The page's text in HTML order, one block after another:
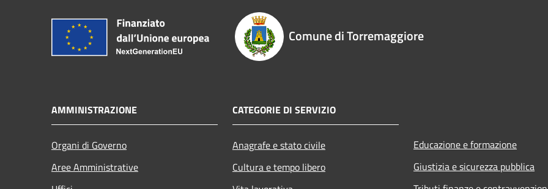
Comune di Torremaggiore
AMMINISTRAZIONE
Organi di Governo
Aree Amministrative
CATEGORIE DI SERVIZIO
Anagrafe e stato civile
Cultura e tempo libero
Educazione e formazione
Giustizia e sicurezza pubblica